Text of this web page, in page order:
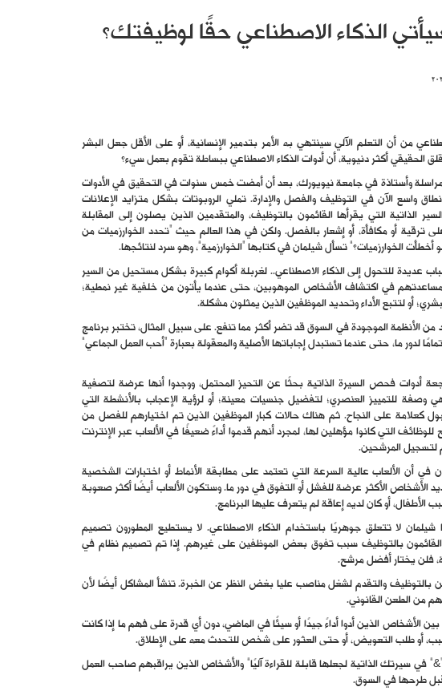
سيأتي الذكاء الاصطناعي حقًا لوظيفتك؟
من أن التعلم الآلي سينتهي به الأمر بتدمير الإنسانية، أو على الأقل جعل البشر
الحقيقي أكثر دنيوية، أن أدوات الذكاء الاصطناعي ببساطة تقوم بعمل سيء؟
وأستاذة في جامعة نيويورك، بعد أن أمضت خمس سنوات في التحقيق في الأدوات
واسع الآن في التوظيف والفصل والإدارة. تملي الروبوتات بشكل متزايد الإعلانات
الذاتية التي يقرأها القائمون بالتوظيف، والمتقدمين الذين يصلون إلى المقابلة
ترقية أو مكافأة، أو إشعار بالفصل. ولكن في هذا العالم حيث “تحدد الخوارزميات من
الخوارزميات؟” تسأل شيلمان في كتابها “الخوارزمية”، وهو سرد لنتائجها.
عديدة للتحول إلى الذكاء الاصطناعي.. لغربلة أكوام كبيرة بشكل مستحيل من السير
في اكتشاف الأشخاص الموهوبين، حتى عندما يأتون من خلفية غير نمطية؛
أو لتتبع الأداء وتحديد الموظفين الذين يمثلون مشكلة.
الأنظمة الموجودة في السوق قد تضر أكثر مما تنفع. على سبيل المثال، تختبر برنامج
لدور ما، حتى عندما تستبدل إجاباتها الأصلية والمعقولة بعبارة “أحب العمل الجماعي”
أدوات فحص السيرة الذاتية بحثًا عن التحيز المحتمل، ووجدوا أنها عرضة لتصفية
وصفة للتمييز العنصري؛ لتفضيل جنسيات معينة؛ أو لرؤية الإعجاب بالأنشطة التي
كعلامة على النجاح. ثم هناك حالات كبار الموظفين الذين تم اختيارهم للفصل من
التي كانوا مؤهلين لها، لمجرد أنهم قدموا أداءً ضعيفًا في الألعاب عبر الإنترنت
لتسجيل المرشحين.
أن الألعاب عالية السرعة التي تعتمد على مطابقة الأنماط أو اختبارات الشخصية
الأشخاص الأكثر عرضة للفشل أو التفوق في دور ما. وستكون الألعاب أيضًا أكثر صعوبة
أو كان لديه إعاقة لم يتعرف عليها البرنامج.
لا تتعلق جوهريًا باستخدام الذكاء الاصطناعي. لا يستطيع المطورون تصميم
بالتوظيف سبب تفوق بعض الموظفين على غيرهم. إذا تم تصميم نظام في
فلن يختار أفضل مرشح.
بالتوظيف والتقدم لشغل مناصب عليا بغض النظر عن الخبرة. تنشأ المشاكل أيضًا لأن
من الطعن القانوني.
الأشخاص الذين أدوا أداءً جيدًا أو سيئًا في الماضي، دون أي قدرة على فهم ما إذا كانت
أو طلب التعويض، أو حتى العثور على شخص للتحدث معه على الإطلاق.
سيرتك الذاتية لجعلها قابلة للقراءة آليًا” والأشخاص الذين يراقبهم صاحب العمل
قبل طرحها في السوق.